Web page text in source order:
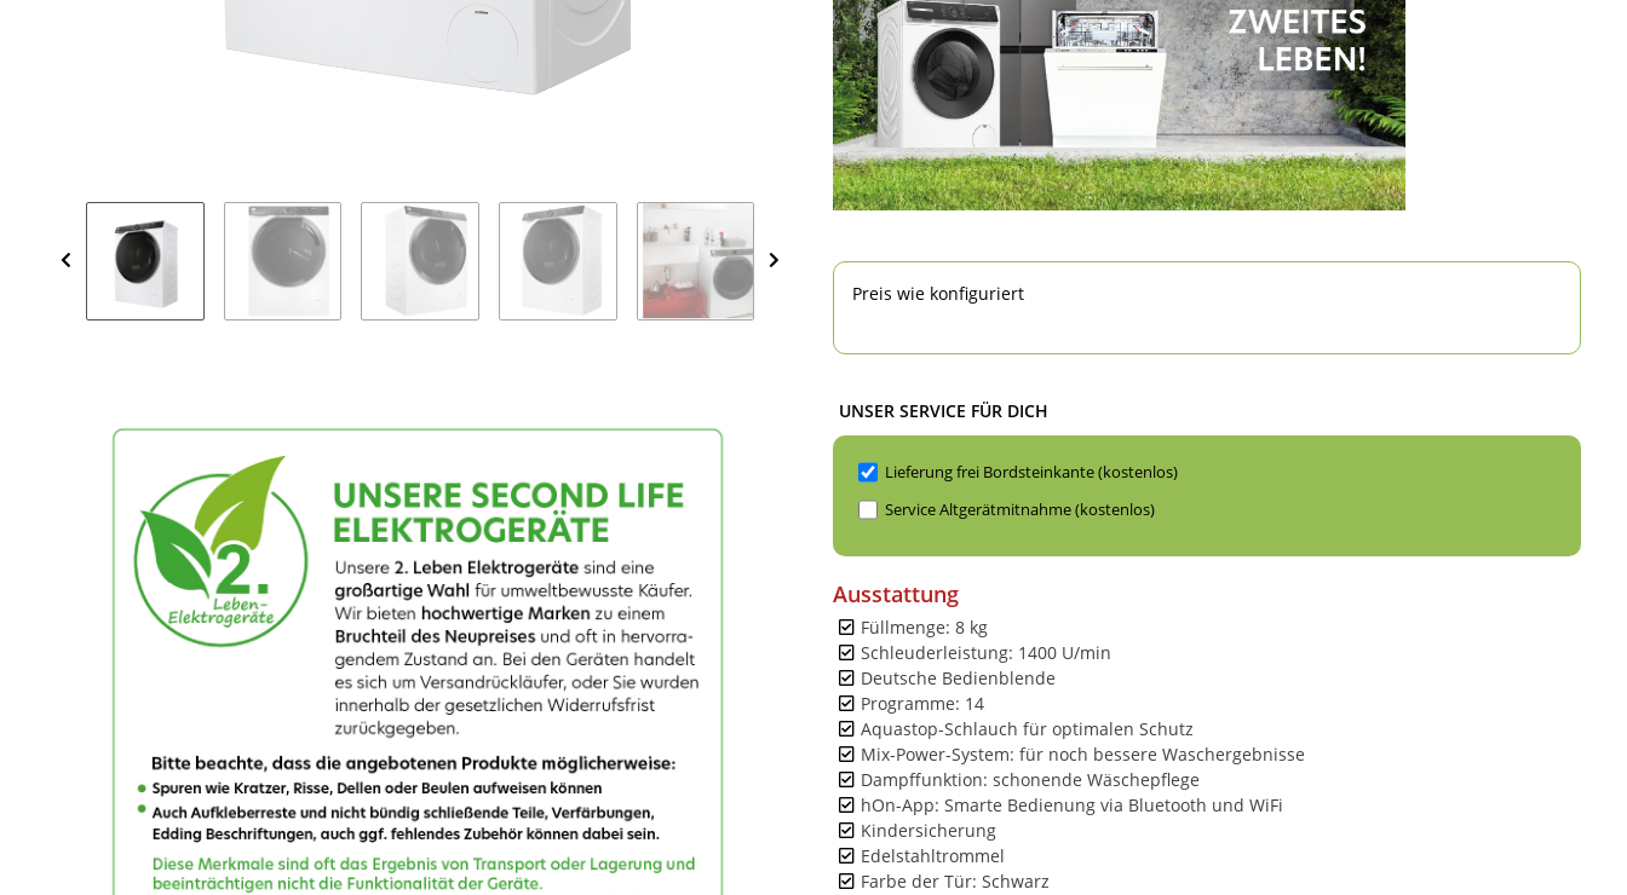
Preis wie konfiguriert
UNSER SERVICE FÜR DICH
Lieferung frei Bordsteinkante (kostenlos)
Service Altgerätmitnahme (kostenlos)
Ausstattung
Füllmenge: 8 kg
Schleuderleistung: 1400 U/min
Deutsche Bedienblende
Programme: 14
Aquastop-Schlauch für optimalen Schutz
Mix-Power-System: für noch bessere Waschergebnisse
Dampffunktion: schonende Wäschepflege
hOn-App: Smarte Bedienung via Bluetooth und WiFi
Kindersicherung
Edelstahltrommel
Farbe der Tür: Schwarz